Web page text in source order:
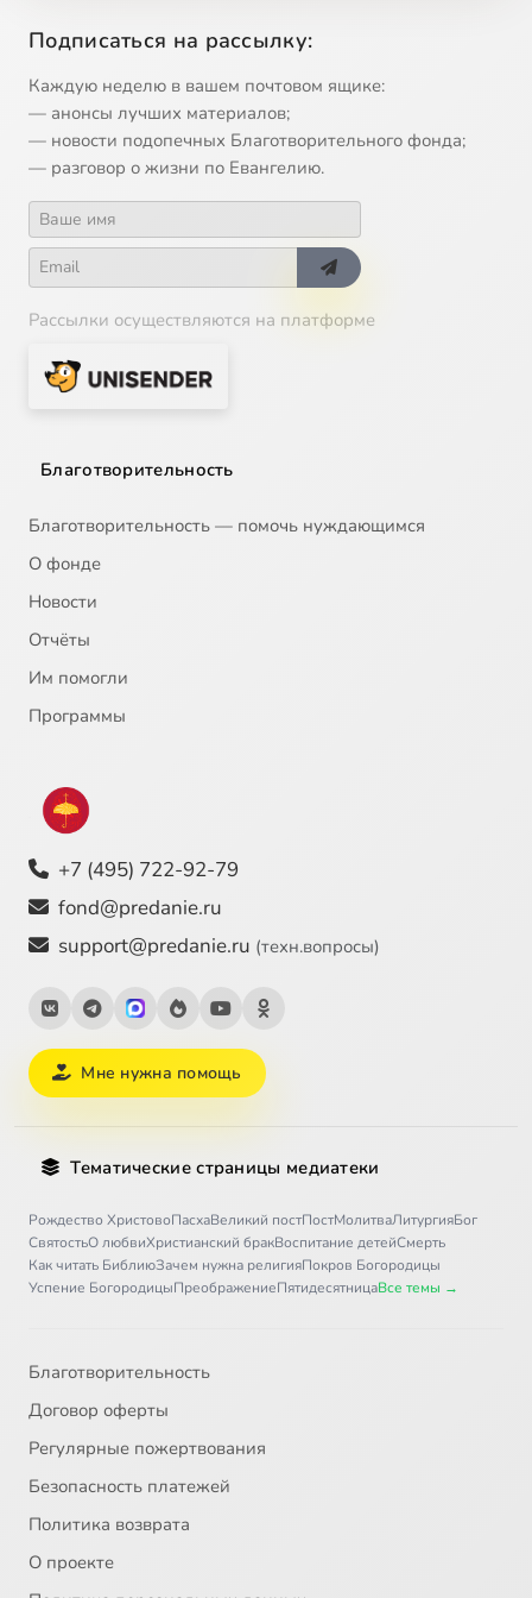
15 Arioso (alto): "Fac, ut portem Christi mortem"
16 Aria (soprano): "Inflammatus et accensus"
17 Arioso (alto): "Fac me cruce custodiri"
18 Coro (duet): "Quando corpus morietur"
Подписаться на рассылку:
Каждую неделю в вашем почтовом ящике:
— анонсы лучших материалов;
— новости подопечных Благотворительного фонда;
— разговор о жизни по Евангелию.
Рассылки осуществляются на платформе
Благотворительность
Благотворительность — помочь нуждающимся
О фонде
Новости
Отчёты
Им помогли
Программы
+7 (495) 722-92-79
fond@predanie.ru
support@predanie.ru (техн.вопросы)
Мне нужна помощь
Тематические страницы медиатеки
Рождество ХристовоПасхаВеликий постПостМолитваЛитургияБог
СвятостьО любвиХристианский бракВоспитание детейСмерть
Как читать БиблиюЗачем нужна религияПокров Богородицы
Успение БогородицыПреображениеПятидесятницаВсе темы →
Благотворительность
Договор оферты
Регулярные пожертвования
Безопасность платежей
Политика возврата
О проекте